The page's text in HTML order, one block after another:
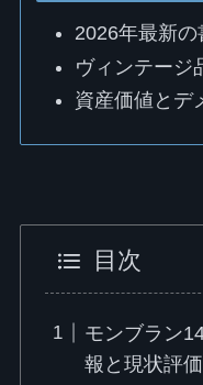
2026年最新
ヴィンテージ
資産価値とデ
目次
モンブラン
報と現状評価